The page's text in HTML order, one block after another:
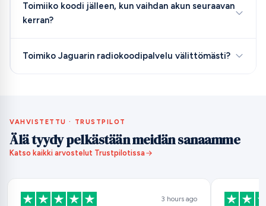
Toimiiko koodi jälleen, kun vaihdan akun seuraavan
kerran?
Toimiko Jaguarin radiokoodipalvelu välittömästi?
VAHVISTETTU · TRUSTPILOT
Älä tyydy pelkästään meidän sanaamme
Katso kaikki arvostelut Trustpilotissa
3 hours ago